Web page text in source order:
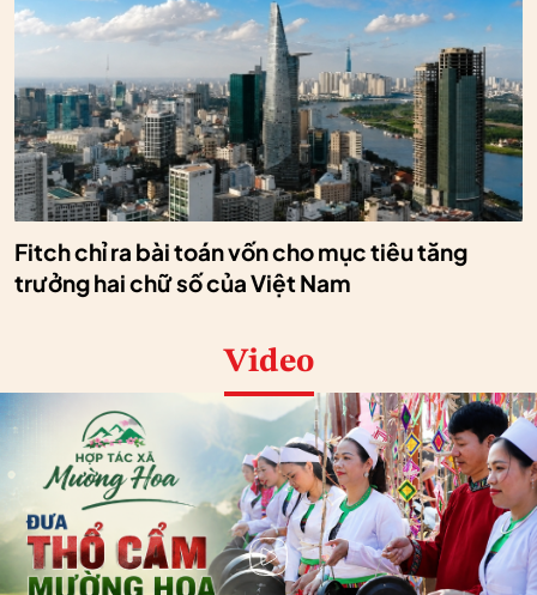
Fitch chỉ ra bài toán vốn cho mục tiêu tăng
trưởng hai chữ số của Việt Nam
Video